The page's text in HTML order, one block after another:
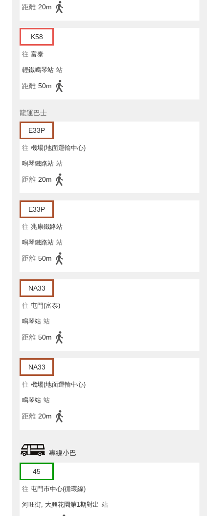
距離 20m
K58
往 富泰
輕鐵鳴琴站 站
距離 50m
龍運巴士
E33P
往 機場(地面運輸中心)
鳴琴鐵路站 站
距離 20m
E33P
往 兆康鐵路站
鳴琴鐵路站 站
距離 50m
NA33
往 屯門(富泰)
鳴琴站 站
距離 50m
NA33
往 機場(地面運輸中心)
鳴琴站 站
距離 20m
專線小巴
45
往 屯門市中心(循環線)
河旺街, 大興花園第1期對出 站